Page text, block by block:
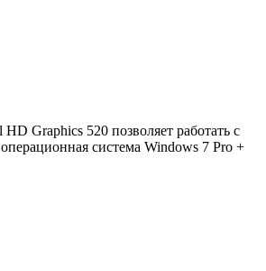
Graphics 520 позволяет работать с
система Windows 7 Pro +